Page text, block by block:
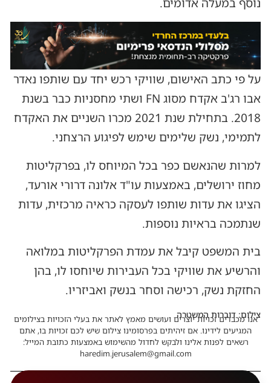
על פי כתב האישום, שוויקי רכש יחד עם שותפו נאדר
אבו רג'ב אקדח מסוג FN ושתי מחסניות כבר בשנת
2018. בתחילת שנת 2021 מכרו השניים את האקדח
לתמימי, נשק שלימים שימש לפיגוע הרצחני.
למרות שהנאשם כפר בכל המיוחס לו, בפרקליטות
מחוז ירושלים, באמצעות עו"ד אלונה דרורי אורעד,
הציגו את עדות שותפו לעסקה כראיה מרכזית, עדות
שנתמכה בראיות נוספות.
בית המשפט קיבל את עמדת הפרקליטות במלואה
והרשיע את שוויקי בכל העבירות שיוחסו לו, בהן
החזקת נשק, רכישה וסחר בנשק ואביזריו.
צילום: דוברות המשטרה
אנו מכבדים זכויות יוצרים ועושים מאמץ לאתר את בעלי הזכויות בצילומים
המגיעים לידינו. אם זיהיתים בפרסומינו צילום שיש לכם זכויות בו, אתם
רשאים לפנות אלינו ולבקש לחדול מהשימוש באמצעות כתובת המייל:
haredim.jerusalem@gmail.com